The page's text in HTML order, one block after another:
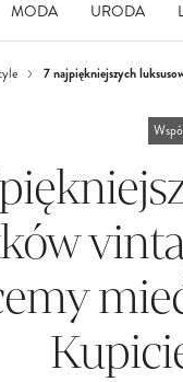
MODA URODA
7 najpiękniejszych